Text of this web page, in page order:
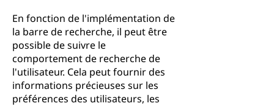
En fonction de l'implémentation de
la barre de recherche, il peut être
possible de suivre le
comportement de recherche de
l'utilisateur. Cela peut fournir des
informations précieuses sur les
préférences des utilisateurs, les